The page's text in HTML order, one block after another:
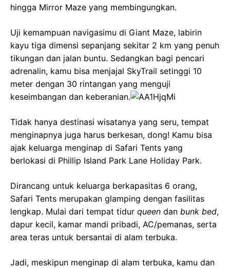
hingga Mirror Maze yang membingungkan.
Uji kemampuan navigasimu di Giant Maze, labirin
kayu tiga dimensi sepanjang sekitar 2 km yang penuh
tikungan dan jalan buntu. Sedangkan bagi pencari
adrenalin, kamu bisa menjajal SkyTrail setinggi 10
meter dengan 30 rintangan yang menguji
keseimbangan dan keberanian.
Tidak hanya destinasi wisatanya yang seru, tempat
menginapnya juga harus berkesan, dong! Kamu bisa
ajak keluarga menginap di Safari Tents yang
berlokasi di Phillip Island Park Lane Holiday Park.
Dirancang untuk keluarga berkapasitas 6 orang,
Safari Tents merupakan glamping dengan fasilitas
lengkap. Mulai dari tempat tidur queen dan bunk bed,
dapur kecil, kamar mandi pribadi, AC/pemanas, serta
area teras untuk bersantai di alam terbuka.
Jadi, meskipun menginap di alam terbuka, kamu dan